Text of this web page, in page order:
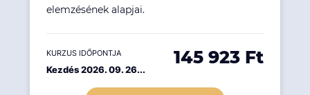
elemzésének alapjai.
KURZUS IDŐPONTJA
Kezdés 2026. 09. 26...
145 923 Ft